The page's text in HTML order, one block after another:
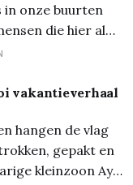
in onze buurten
die hier al
ook graag
kennen. Toch
vakantieverhaal
hangen de vlag
gepakt en
kleinzoon Aye